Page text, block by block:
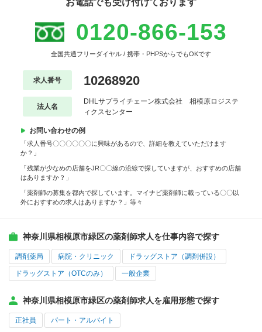
お電話でも受け付けております
0120-866-153
全国共通フリーダイヤル / 携帯・PHPSからでもOKです
求人番号 10268920
法人名
DHLサプライチェーン株式会社 相模原ロジステ
ィクスセンター
お問い合わせの例
「求人番号〇〇〇〇〇〇に興味があるので、詳細を教えていただけます
か？」
「残業が少なめの店舗をJR〇〇線の沿線で探していますが、おすすめの店舗
はありますか？」
「薬剤師の募集を都内で探しています。マイナビ薬剤師に載っている〇〇以
外におすすめの求人はありますか？」等々
神奈川県相模原市緑区の薬剤師求人を仕事内容で探す
調剤薬局 病院・クリニック ドラッグストア（調剤併設）
ドラッグストア（OTCのみ） 一般企業
神奈川県相模原市緑区の薬剤師求人を雇用形態で探す
正社員 パート・アルバイト